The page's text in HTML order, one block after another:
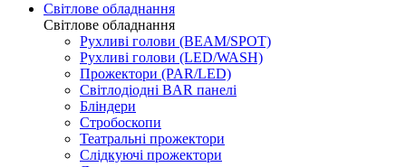
Світлове обладнання
Світлове обладнання
Рухливі голови (BEAM/SPOT)
Рухливі голови (LED/WASH)
Прожектори (PAR/LED)
Світлодіодні BAR панелі
Бліндери
Стробоскопи
Театральні прожектори
Слідкуючі прожектори